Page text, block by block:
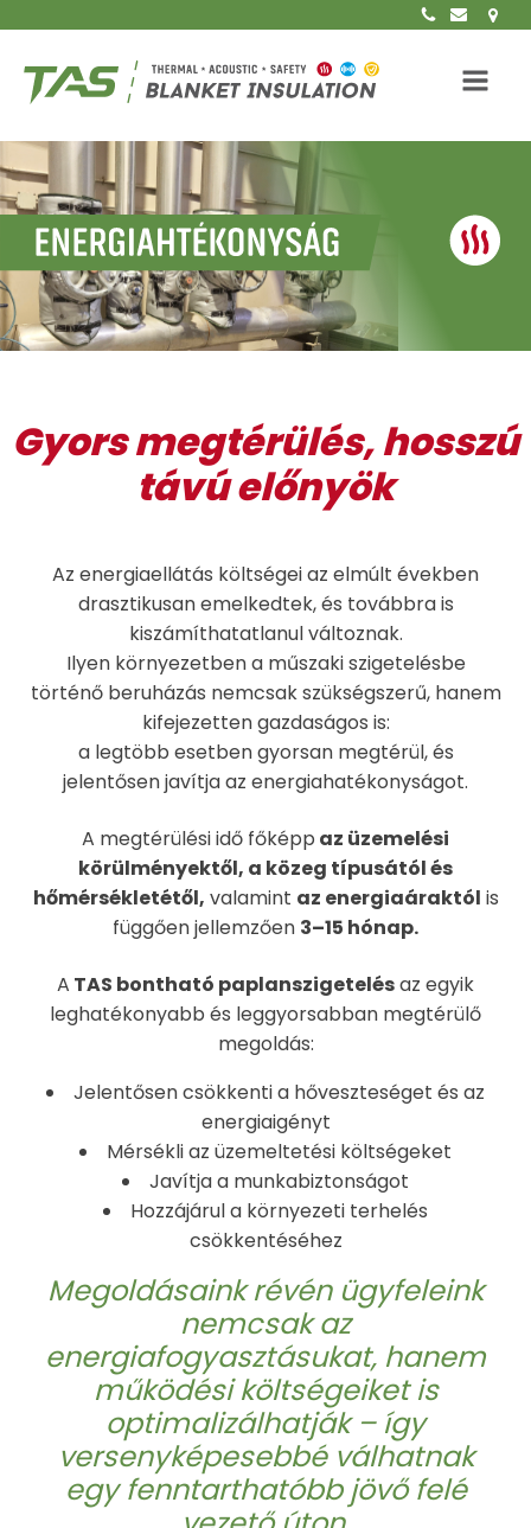
Gyors megtérülés, hosszú
távú előnyök
Az energiaellátás költségei az elmúlt években
drasztikusan emelkedtek, és továbbra is
kiszámíthatatlanul változnak.
Ilyen környezetben a műszaki szigetelésbe
történő beruházás nemcsak szükségszerű, hanem
kifejezetten gazdaságos is:
a legtöbb esetben gyorsan megtérül, és
jelentősen javítja az energiahatékonyságot.
A megtérülési idő főképp az üzemelési
körülményektől, a közeg típusától és
hőmérsékletétől, valamint az energiaáraktól is
függően jellemzően 3–15 hónap.
A TAS bontható paplanszigetelésaz egyik
leghatékonyabb és leggyorsabban megtérülő
megoldás:
Jelentősen csökkenti a hőveszteséget és az
energiaigényt
Mérsékli az üzemeltetési költségeket
Javítja a munkabiztonságot
Hozzájárul a környezeti terhelés
csökkentéséhez
Megoldásaink révén ügyfeleink
nemcsak az
energiafogyasztásukat, hanem
működési költségeiket is
optimalizálhatják – így
versenyképesebbé válhatnak
egy fenntarthatóbb jövő felé